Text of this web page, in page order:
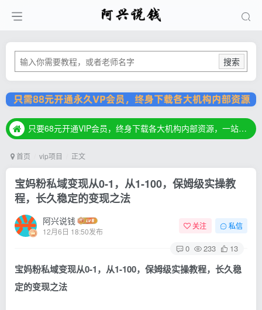
搜索
只要68元开通VIP会员，终身下载各大机构内部资源，一站式草根创业基地，最新最强网赚教程大全，小投入，大回报！
只要68元开通VIP会员，终身下载各大机构内部资源，一站式草根创业基地，最新最强网赚教程大全，小投入，大回报！
首页 vip项目 正文
宝妈粉私域变现从0-1，从1-100，保姆级实操教
程，长久稳定的变现之法
阿兴说钱
12月6日 18:50发布
关注 私信
0 233 13
宝妈粉私域变现从0-1，从1-100，保姆级实操教程，长久稳
定的变现之法